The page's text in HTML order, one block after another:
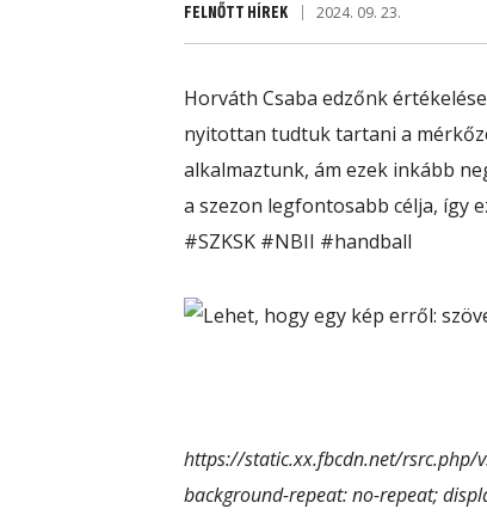
FELNŐTT HÍREK 2024. 09. 23.
Horváth Csaba edzőnk
nyitottan tudtuk tartani a
alkalmaztunk, ám ezek inkább
a szezon legfontosabb célja, így
#SZKSK #NBII #handball
https://static.xx.fbcdn.net/rsrc.php/
background-repeat: no-repeat;